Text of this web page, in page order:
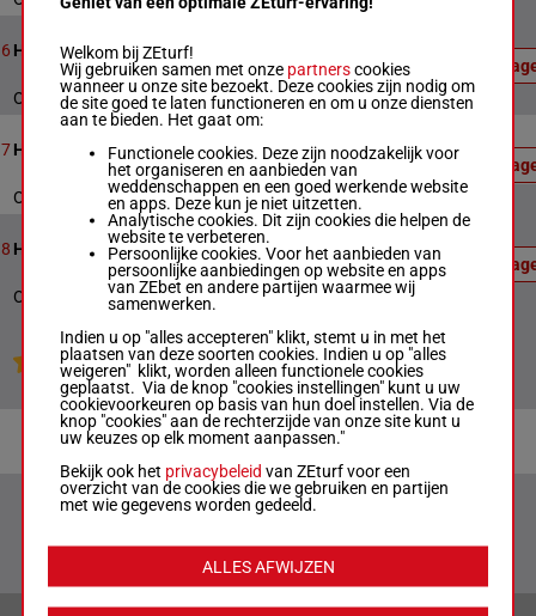
6 Handicap
- 5
Officiële uitslag : 3 - 1 - 8 - 5
7Handicap 12 1609m17:525 - 4 - 2
Officiële uitslag : 5 - 4 - 2 - 3
8 Handicap 15 1205m18:31
Officiële
1 - 2 - 7
- 15
Officiële uitslag : 1 - 2 - 7 - 15
Jouw favoriete paarden
Welkom bij ZEturf!
Wij gebruiken samen met onze partnerscookies
wanneer u onze site bezoekt. Deze cookies zijn nodig om
de site goed te laten functioneren en om u onze diensten
aan te bieden. Het gaat om:
Functionele cookies. Deze zijn noodzakelijk voor
het organiseren en aanbieden van
weddenschappen en een goed werkende website
en apps. Deze kun je niet uitzetten.
Analytische cookies. Dit zijn cookies die helpen de
website te verbeteren.
Persoonlijke cookies. Voor het aanbieden van
persoonlijke aanbiedingen op website en apps
van ZEbet en andere partijen waarmee wij
samenwerken.
Indien u op "alles accepteren" klikt, stemt u in met het
plaatsen van deze soorten cookies. Indien u op "alles
weigeren" klikt, worden alleen functionele cookies
geplaatst. Via de knop "cookies instellingen" kunt u uw
cookievoorkeuren op basis van hun doel instellen. Via de
knop "cookies" aan de rechterzijde van onze site kunt u
uw keuzes op elk moment aanpassen."
Bekijk ook het privacybeleid van ZEturf voor een
overzicht van de cookies die we gebruiken en partijen
met wie gegevens worden gedeeld.
ALLES AFWIJZEN